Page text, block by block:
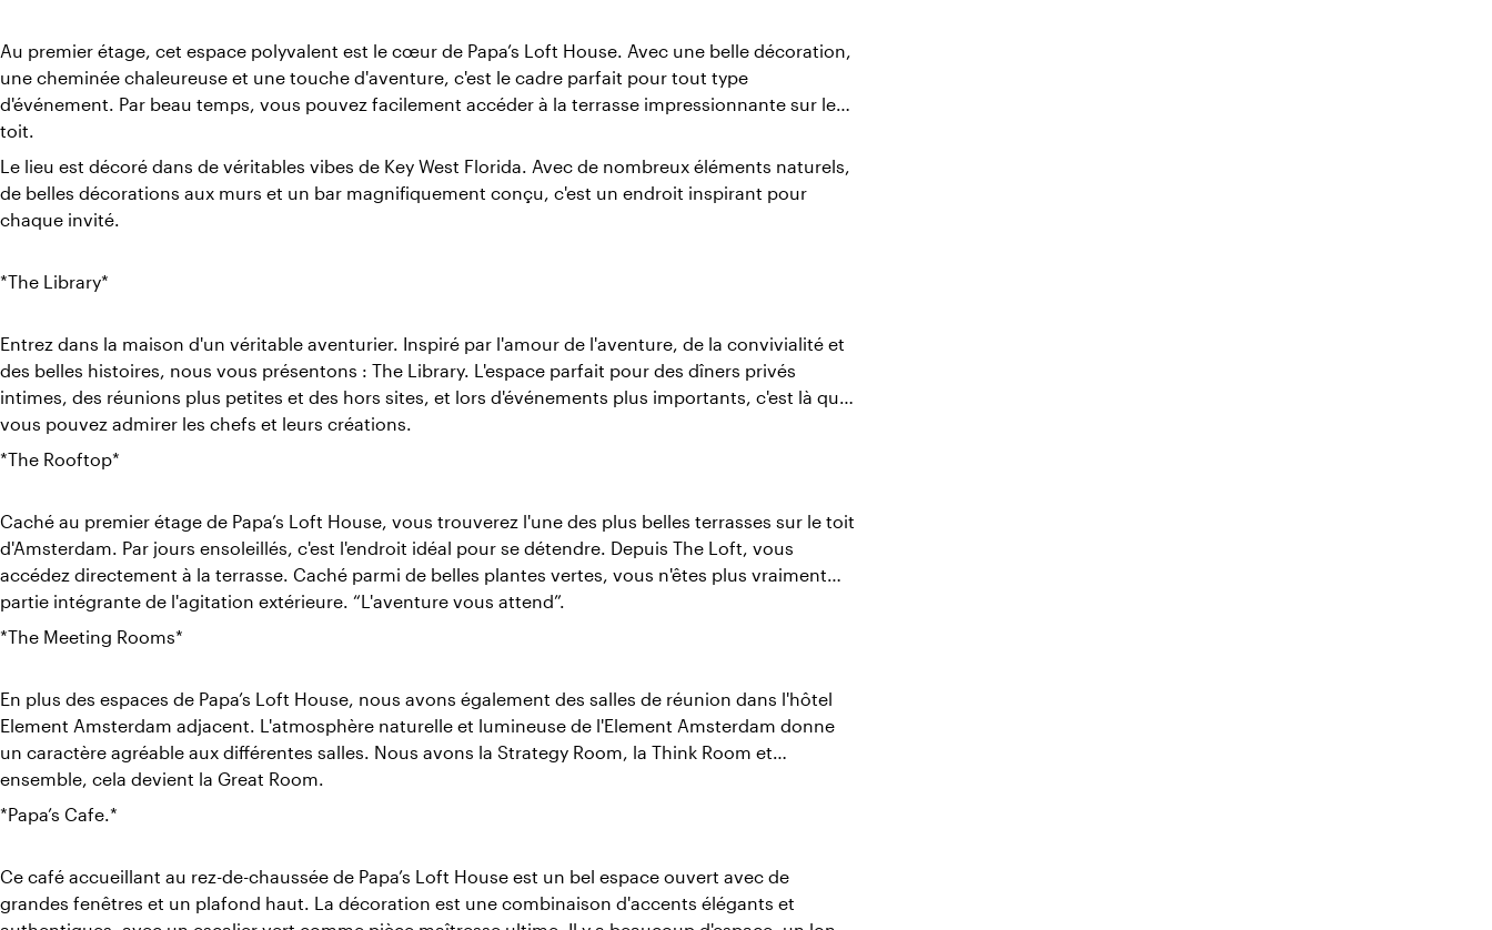
Au premier étage, cet espace polyvalent est le cœur de Papa’s Loft House. Avec une belle décoration,
une cheminée chaleureuse et une touche d'aventure, c'est le cadre parfait pour tout type
d'événement. Par beau temps, vous pouvez facilement accéder à la terrasse impressionnante sur le
toit.
Le lieu est décoré dans de véritables vibes de Key West Florida. Avec de nombreux éléments naturels,
de belles décorations aux murs et un bar magnifiquement conçu, c'est un endroit inspirant pour
chaque invité.
*The Library*
Entrez dans la maison d'un véritable aventurier. Inspiré par l'amour de l'aventure, de la convivialité et
des belles histoires, nous vous présentons : The Library. L'espace parfait pour des dîners privés
intimes, des réunions plus petites et des hors sites, et lors d'événements plus importants, c'est là que
vous pouvez admirer les chefs et leurs créations.
*The Rooftop*
Caché au premier étage de Papa’s Loft House, vous trouverez l'une des plus belles terrasses sur le toit
d'Amsterdam. Par jours ensoleillés, c'est l'endroit idéal pour se détendre. Depuis The Loft, vous
accédez directement à la terrasse. Caché parmi de belles plantes vertes, vous n'êtes plus vraiment
partie intégrante de l'agitation extérieure. “L'aventure vous attend”.
*The Meeting Rooms*
En plus des espaces de Papa’s Loft House, nous avons également des salles de réunion dans l'hôtel
Element Amsterdam adjacent. L'atmosphère naturelle et lumineuse de l'Element Amsterdam donne
un caractère agréable aux différentes salles. Nous avons la Strategy Room, la Think Room et
ensemble, cela devient la Great Room.
*Papa’s Cafe.*
Ce café accueillant au rez-de-chaussée de Papa’s Loft House est un bel espace ouvert avec de
grandes fenêtres et un plafond haut. La décoration est une combinaison d'accents élégants et